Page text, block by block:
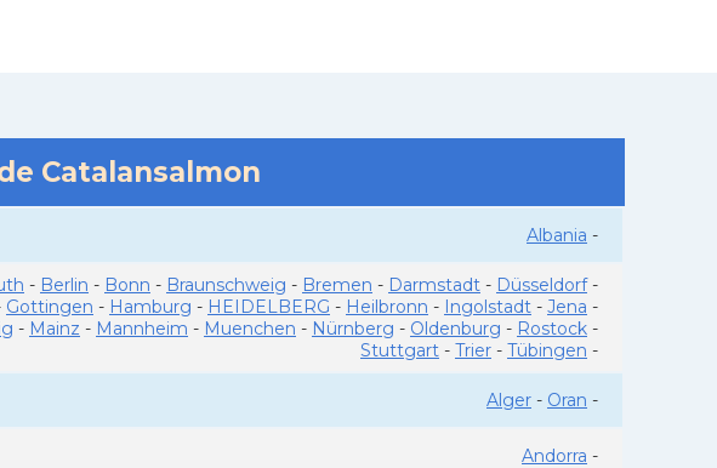
Catalansalmon
Albania -
- Berlin - Bonn - Braunschweig - Bremen - Darmstadt - Düsseldorf-
Gottingen - Hamburg - HEIDELBERG - Heilbronn - Ingolstadt - Jena -
- Mainz - Mannheim - Muenchen - Nürnberg - Oldenburg - Rostock -
Stuttgart - Trier - Tübingen -
Alger - Oran -
Andorra -